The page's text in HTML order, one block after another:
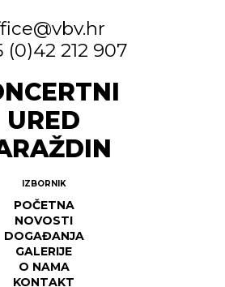
(0)42 212 907
URED
IZBORNIK
POČETNA
NOVOSTI
DOGAĐANJA
GALERIJE
O NAMA
KONTAKT